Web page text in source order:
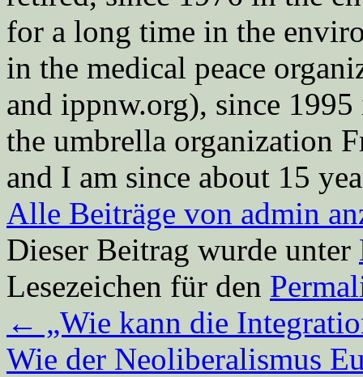
for a long time in the
in the medical peace
and ippnw.org), since
the umbrella organization
and I am since about 15
Alle Beiträge von admin
Dieser Beitrag wurde unter
Lesezeichen für den
← „Wie kann die
Wie der Neoliberalismus